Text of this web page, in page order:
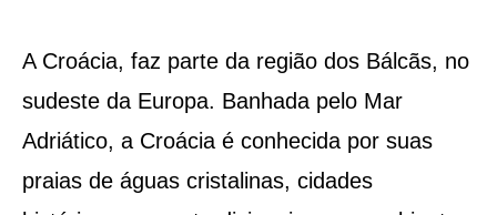
A Croácia, faz parte da região dos Bálcãs, no
sudeste da Europa. Banhada pelo Mar
Adriático, a Croácia é conhecida por suas
praias de águas cristalinas, cidades